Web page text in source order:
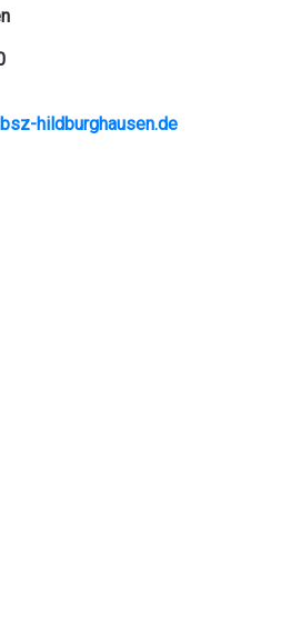
hildburghausen.de